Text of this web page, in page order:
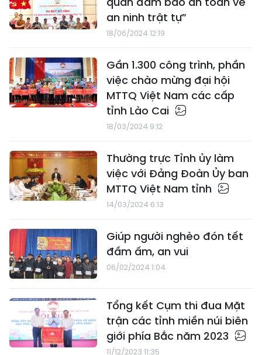
an ninh trật tự”
18/06/2024 12:19
Gần 1.300 công trình, phần
việc chào mừng đại hội
MTTQ Việt Nam các cấp
tỉnh Lào Cai
18/03/2024 9:12
Thường trực Tỉnh ủy làm
việc với Đảng Đoàn Ủy ban
MTTQ Việt Nam tỉnh
14/03/2024 6:13
Giúp người nghèo đón tết
đầm ấm, an vui
06/02/2024 1:04
Tổng kết Cụm thi đua Mặt
trận các tỉnh miền núi biên
giới phía Bắc năm 2023
11/12/2023 11:35